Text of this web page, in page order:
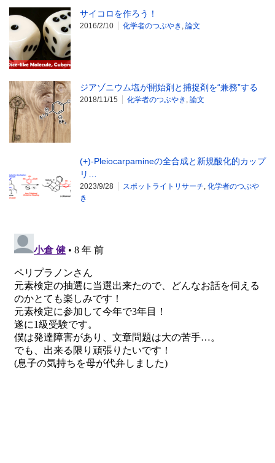
サイコロを作ろう！
2016/2/10 化学者のつぶやき 論文
ジアゾニウム塩が開始剤と捕捉剤を“兼務”する
2018/11/15 化学者のつぶやき 論文
(+)-Pleiocarpamineの全合成と新規酸化的カップ
リ…
2023/9/28 スポットライトリサーチ 化学者のつぶや
き